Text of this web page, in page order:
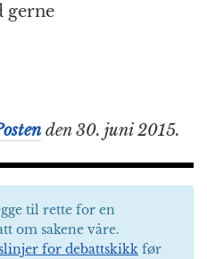
gerne
den 30. juni 2015.
til rette for en
om sakene våre.
for debattskikk før